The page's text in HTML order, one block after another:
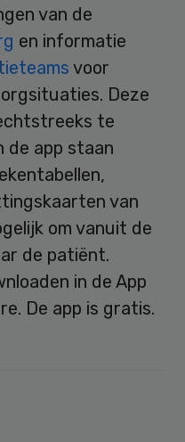
van de
en informatie
voor
Deze
te
de app staan
van
om vanuit de
de patiënt.
in de App
De app is gratis.